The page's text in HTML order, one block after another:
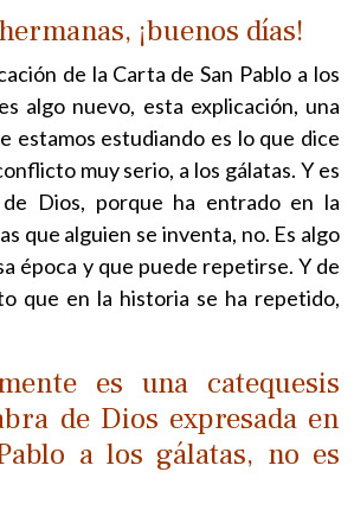
¡buenos días!
de la Carta de San Pablo a los
algo nuevo, esta explicación, una
estamos estudiando es lo que dice
muy serio, a los gálatas. Y es
de Dios, porque ha entrado en la
que alguien se inventa, no. Es algo
época y que puede repetirse. Y de
que en la historia se ha repetido,
es una catequesis
de Dios expresada en
a los gálatas, no es